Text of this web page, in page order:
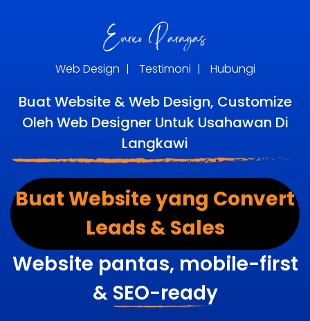
Web Design | Testimoni | Hubungi
Buat Website & Web Design, Customize
Oleh Web Designer Untuk Usahawan Di
Langkawi
Buat Website yang Convert
Leads & Sales
Website pantas, mobile-first
& SEO-ready